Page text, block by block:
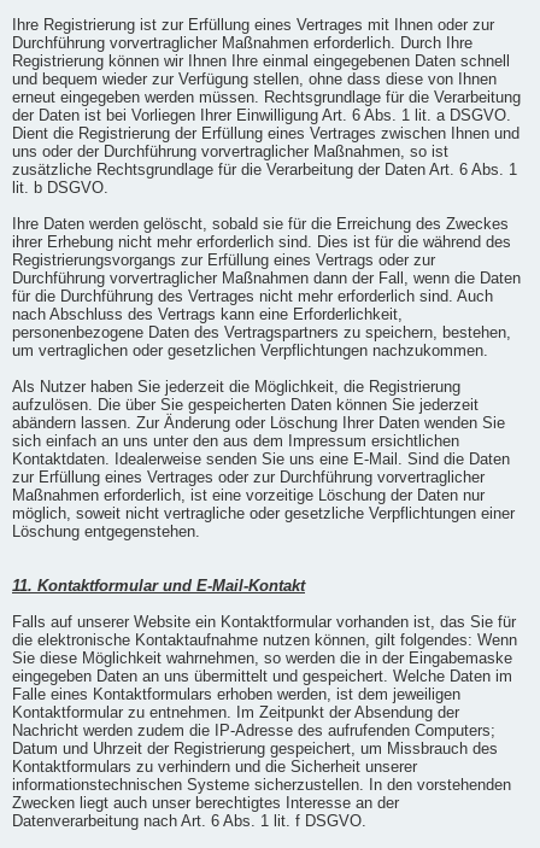
Ihre Registrierung ist zur Erfüllung eines Vertrages mit Ihnen oder zur
Durchführung vorvertraglicher Maßnahmen erforderlich. Durch Ihre
Registrierung können wir Ihnen Ihre einmal eingegebenen Daten schnell
und bequem wieder zur Verfügung stellen, ohne dass diese von Ihnen
erneut eingegeben werden müssen. Rechtsgrundlage für die Verarbeitung
der Daten ist bei Vorliegen Ihrer Einwilligung Art. 6 Abs. 1 lit. a DSGVO.
Dient die Registrierung der Erfüllung eines Vertrages zwischen Ihnen und
uns oder der Durchführung vorvertraglicher Maßnahmen, so ist
zusätzliche Rechtsgrundlage für die Verarbeitung der Daten Art. 6 Abs. 1
lit. b DSGVO.
Ihre Daten werden gelöscht, sobald sie für die Erreichung des Zweckes
ihrer Erhebung nicht mehr erforderlich sind. Dies ist für die während des
Registrierungsvorgangs zur Erfüllung eines Vertrags oder zur
Durchführung vorvertraglicher Maßnahmen dann der Fall, wenn die Daten
für die Durchführung des Vertrages nicht mehr erforderlich sind. Auch
nach Abschluss des Vertrags kann eine Erforderlichkeit,
personenbezogene Daten des Vertragspartners zu speichern, bestehen,
um vertraglichen oder gesetzlichen Verpflichtungen nachzukommen.
Als Nutzer haben Sie jederzeit die Möglichkeit, die Registrierung
aufzulösen. Die über Sie gespeicherten Daten können Sie jederzeit
abändern lassen. Zur Änderung oder Löschung Ihrer Daten wenden Sie
sich einfach an uns unter den aus dem Impressum ersichtlichen
Kontaktdaten. Idealerweise senden Sie uns eine E-Mail. Sind die Daten
zur Erfüllung eines Vertrages oder zur Durchführung vorvertraglicher
Maßnahmen erforderlich, ist eine vorzeitige Löschung der Daten nur
möglich, soweit nicht vertragliche oder gesetzliche Verpflichtungen einer
Löschung entgegenstehen.
11. Kontaktformular und E-Mail-Kontakt
Falls auf unserer Website ein Kontaktformular vorhanden ist, das Sie für
die elektronische Kontaktaufnahme nutzen können, gilt folgendes: Wenn
Sie diese Möglichkeit wahrnehmen, so werden die in der Eingabemaske
eingegeben Daten an uns übermittelt und gespeichert. Welche Daten im
Falle eines Kontaktformulars erhoben werden, ist dem jeweiligen
Kontaktformular zu entnehmen. Im Zeitpunkt der Absendung der
Nachricht werden zudem die IP-Adresse des aufrufenden Computers;
Datum und Uhrzeit der Registrierung gespeichert, um Missbrauch des
Kontaktformulars zu verhindern und die Sicherheit unserer
informationstechnischen Systeme sicherzustellen. In den vorstehenden
Zwecken liegt auch unser berechtigtes Interesse an der
Datenverarbeitung nach Art. 6 Abs. 1 lit. f DSGVO.